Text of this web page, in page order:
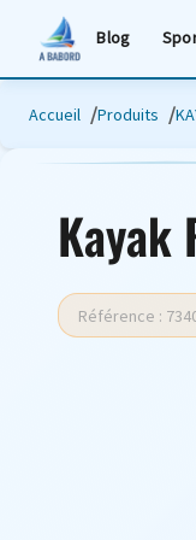
Blog
Accueil Produits
Kayak
Référence :